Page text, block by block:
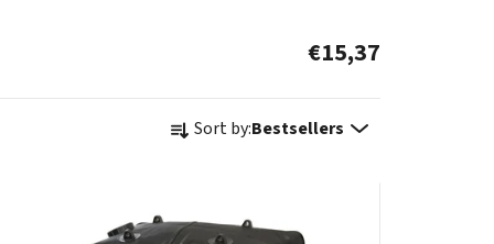
€15,37
P
o
Sort by:Bestsellers